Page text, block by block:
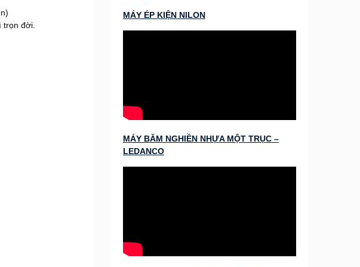
đời.
MÁY ÉP KIỆN NILON
MÁY BĂM NGHIỀN NHỰA MỘT TRỤC –
LEDANCO